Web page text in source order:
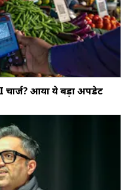
चार्ज? आया ये बड़ा अपडेट